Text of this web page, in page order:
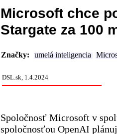
Microsoft chce
Stargate za 100
Značky: umelá inteligencia
DSL.sk, 1.4.2024
Spoločnosť Microsoft v
spoločnosťou OpenAI